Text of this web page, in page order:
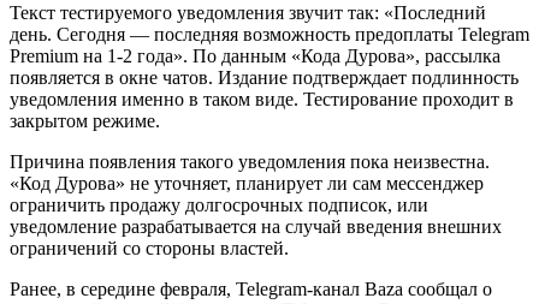
Текст тестируемого уведомления звучит так: «Последний
день. Сегодня — последняя возможность предоплаты Telegram
Premium на 1-2 года». По данным «Кода Дурова», рассылка
появляется в окне чатов. Издание подтверждает подлинность
уведомления именно в таком виде. Тестирование проходит в
закрытом режиме.
Причина появления такого уведомления пока неизвестна.
«Код Дурова» не уточняет, планирует ли сам мессенджер
ограничить продажу долгосрочных подписок, или
уведомление разрабатывается на случай введения внешних
ограничений со стороны властей.
Ранее, в середине февраля, Telegram-канал Baza сообщал о